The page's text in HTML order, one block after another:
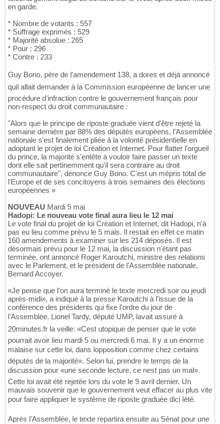
en garde.
* Nombre de votants : 557
* Suffrage exprimés : 529
* Majorité absolue : 265
* Pour : 296
* Contre : 233
Guy Bono, père de l'amendement 138, a dores et déjà annoncé
quil allait demander à la Commission européenne de lancer une
procédure d'infraction contre le gouvernement français pour
non-respect du droit communautaire :
"Alors que le principe de riposte graduée vient d'être rejeté la
semaine dernière par 88% des députés européens, l'Assemblée
nationale s'est finalement pliée à la volonté présidentielle en
adoptant le projet de loi Création et Internet. Pour flatter l'orgueil
du prince, la majorité s'entête à vouloir faire passer un texte
dont elle sait pertinemment qu'il sera contraire au droit
communautaire", dénonce Guy Bono. C'est un mépris total de
l'Europe et de ses concitoyens à trois semaines des élections
européennes »
NOUVEAU Mardi 5 mai
Hadopi: Le nouveau vote final aura lieu le 12 mai
Le vote final du projet de loi Création et Internet, dit Hadopi, n'à
pas eu lieu comme prévu le 5 mais. Il restait en effet ce matin
160 amendements à examiner sur les 214 déposés. Il est
désormais prévu pour le 12 mai, la discussion n'étant pas
terminée, ont annoncé Roger Karoutchi, ministre des relations
avec le Parlement, et le président de l'Assemblée nationale,
Bernard Accoyer.
«Je pense que l'on aura terminé le texte mercredi soir ou jeudi
après-midi», a indiqué à la presse Karoutchi à l'issue de la
conférence des présidents qui fixe l'ordre du jour de
l'Assemblée. Lionel Tardy, député UMP, lavait assuré à
20minutes.fr la veille: «Cest utopique de penser que le vote
pourrait avoir lieu mardi 5 ou mercredi 6 mai. Il y a un énorme
malaise sur cette loi, dans lopposition comme chez certains
députés de la majorité». Selon lui, prendre le temps de la
discussion pour «une seconde lecture, ce nest pas un mal».
Cette loi avait été rejetée lors du vote le 9 avril dernier. Un
mauvais souvenir que le gouvernement veut effacer au plus vite
pour faire appliquer le système de riposte graduée dici lété.
Après l'Assemblée, le texte repartira ensuite au Sénat pour une